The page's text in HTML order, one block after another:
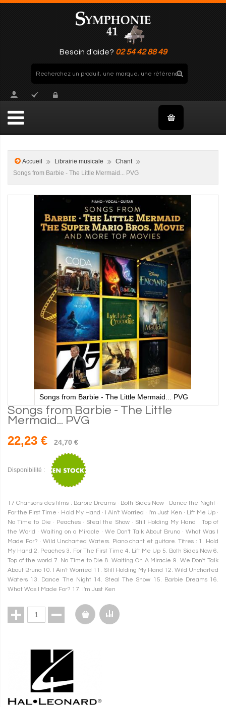
Besoin d'aide? 02 54 42 88 49
Accueil Librairie musicale
Chant
Songs from Barbie - The Little Mermaid... PVG
Songs from Barbie - The Little Mermaid... PVG
Songs from Barbie - The Little
Mermaid... PVG
22,23 € 24,70 €
Disponibilité :
17 Chansons des films : Barbie Dreams · Both Sides Now · Dance the Night ·
For the First Time · Hold My Hand · I Ain't Worried · I'm Just Ken · Lift Me Up ·
No Time to Die · Peaches · Steal the Show · Still Holding My Hand · Top of
the World · Waiting on a Miracle · We Don't Talk About Bruno · What Was I
Made For? · Wild Uncharted Waters. Piano chant et guitare. Titres : 1. Hold
My Hand 2. Peaches 3. For The First Time 4. Lift Me Up 5. Both Sides Now 6.
Top of the world 7. No Time to Die 8. Waiting On A Miracle 9. We Don't Talk
About Bruno 10. I Ain't Worried 11. Still Holding My Hand 12. Wild Uncharted
Waters 13. Dance The Night 14. Steal The Show 15. Barbie Dreams 16.
What Was I Made For? 17. I'm Just Ken